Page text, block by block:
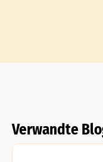
Verwandte